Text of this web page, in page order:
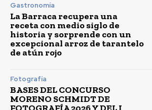
Gastronomía
La Barraca recupera una
receta con medio siglo de
historia y sorprende con un
excepcional arroz de tarantelo
de atún rojo
Fotografía
BASES DEL CONCURSO
MORENO SCHMIDT DE